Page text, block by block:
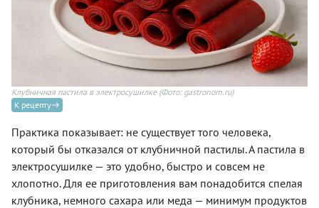
Клубничная пастила в электросушилке(Фото: gastronom.ru)
К рецепту
Практика показывает: не существует того человека,
который бы отказался от клубничной пастилы. А пастила в
электросушилке — это удобно, быстро и совсем не
хлопотно. Для ее приготовления вам понадобится спелая
клубника, немного сахара или меда — минимум продуктов